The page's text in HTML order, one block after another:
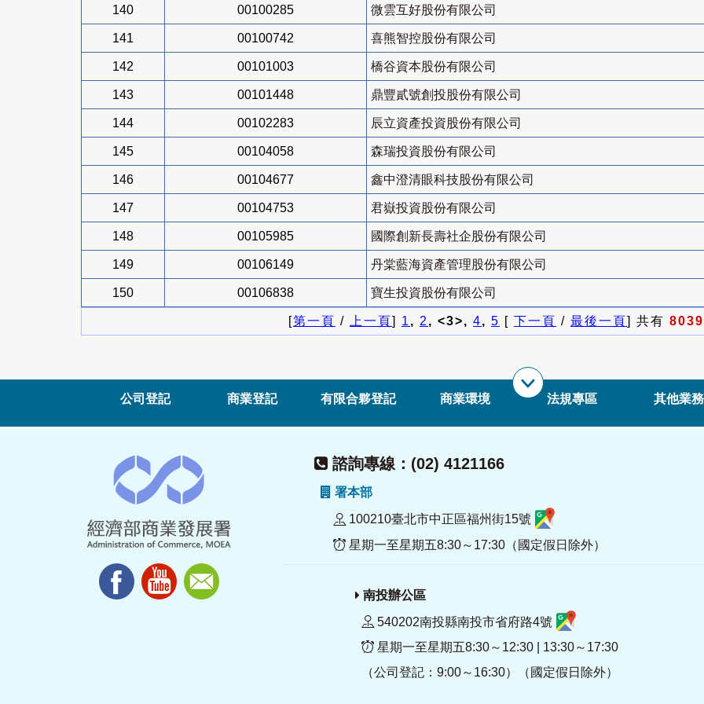
140 00100285 微雲互好股份有限公司
141 00100742 喜熊智控股份有限公司
142 00101003 橋谷資本股份有限公司
143 00101448 鼎豐貳號創投股份有限公司
144 00102283 辰立資產投資股份有限公司
145 00104058 森瑞投資股份有限公司
146 00104677 鑫中澄清眼科技股份有限公司
147 00104753 君嶽投資股份有限公司
148 00105985 國際創新長壽社企股份有限公司
149 00106149 丹棠藍海資產管理股份有限公司
150 00106838 寶生投資股份有限公司
[第一頁 / 上一頁] 1, 2, <3>, 4, 5 [ 下一頁 / 最後一頁] 共有 8039
公司登記 商業登記 有限合夥登記 商業環境 法規專區 其他業務
諮詢專線：(02) 4121166
署本部
100210臺北市中正區福州街15號
星期一至星期五8:30～17:30（國定假日除外）
南投辦公區
540202南投縣南投市省府路4號
星期一至星期五8:30～12:30 | 13:30～17:30
（公司登記：9:00～16:30）（國定假日除外）